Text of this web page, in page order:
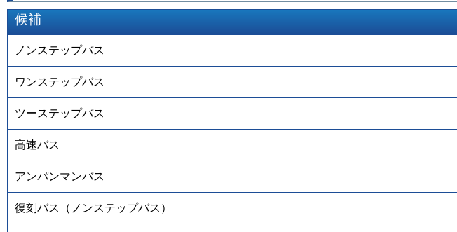
候補
ノンステップバス
ワンステップバス
ツーステップバス
高速バス
アンパンマンバス
復刻バス（ノンステップバス）